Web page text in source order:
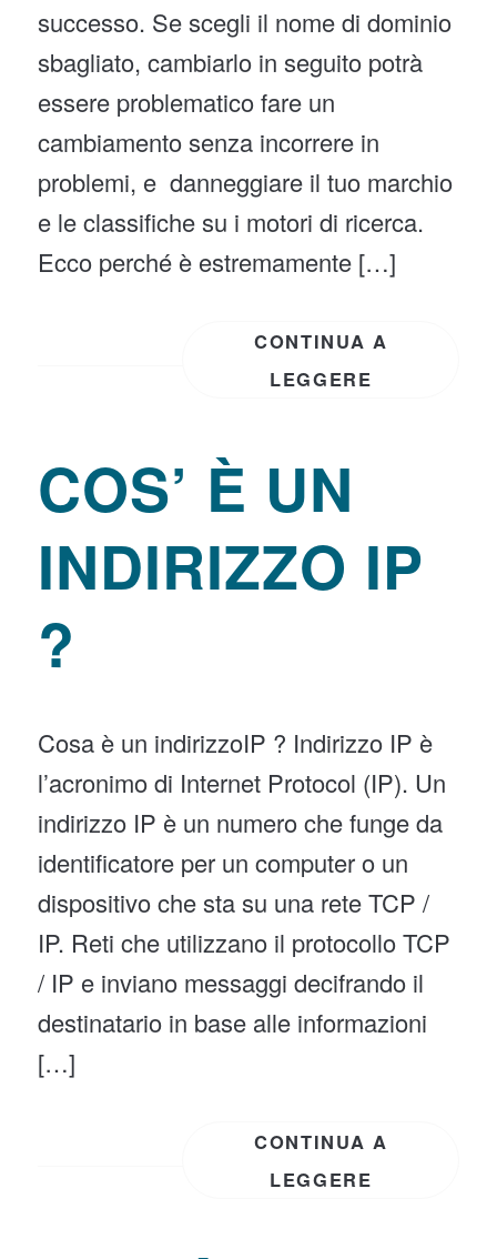
successo. Se scegli il nome di dominio
sbagliato, cambiarlo in seguito potrà
essere problematico fare un
cambiamento senza incorrere in
problemi, e danneggiare il tuo marchio
e le classifiche su i motori di ricerca.
Ecco perché è estremamente […]
CONTINUA A
LEGGERE
COS’ È UN
INDIRIZZO IP
?
Cosa è un indirizzoIP ? Indirizzo IP è
l’acronimo di Internet Protocol (IP). Un
indirizzo IP è un numero che funge da
identificatore per un computer o un
dispositivo che sta su una rete TCP /
IP. Reti che utilizzano il protocollo TCP
/ IP e inviano messaggi decifrando il
destinatario in base alle informazioni
[…]
CONTINUA A
LEGGERE